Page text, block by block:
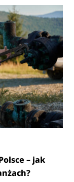
– jak